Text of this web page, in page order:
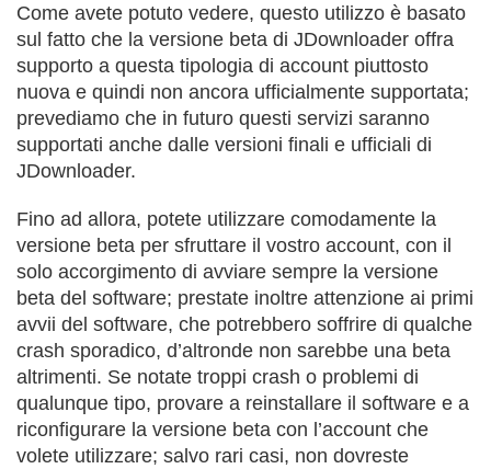
Come avete potuto vedere, questo utilizzo è basato
sul fatto che la versione beta di JDownloader offra
supporto a questa tipologia di account piuttosto
nuova e quindi non ancora ufficialmente supportata;
prevediamo che in futuro questi servizi saranno
supportati anche dalle versioni finali e ufficiali di
JDownloader.
Fino ad allora, potete utilizzare comodamente la
versione beta per sfruttare il vostro account, con il
solo accorgimento di avviare sempre la versione
beta del software; prestate inoltre attenzione ai primi
avvii del software, che potrebbero soffrire di qualche
crash sporadico, d’altronde non sarebbe una beta
altrimenti. Se notate troppi crash o problemi di
qualunque tipo, provare a reinstallare il software e a
riconfigurare la versione beta con l’account che
volete utilizzare; salvo rari casi, non dovreste